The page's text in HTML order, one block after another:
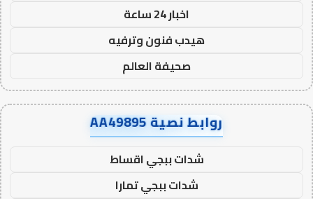
اخبار 24 ساعة
هيدب فنون وترفيه
صحيفة العالم
روابط نصية AA49895
شدات ببجي اقساط
شدات ببجي تمارا